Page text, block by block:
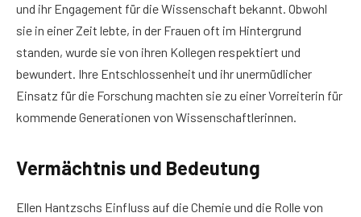
und ihr Engagement für die Wissenschaft bekannt. Obwohl
sie in einer Zeit lebte, in der Frauen oft im Hintergrund
standen, wurde sie von ihren Kollegen respektiert und
bewundert. Ihre Entschlossenheit und ihr unermüdlicher
Einsatz für die Forschung machten sie zu einer Vorreiterin für
kommende Generationen von Wissenschaftlerinnen.
Vermächtnis und Bedeutung
Ellen Hantzschs Einfluss auf die Chemie und die Rolle von